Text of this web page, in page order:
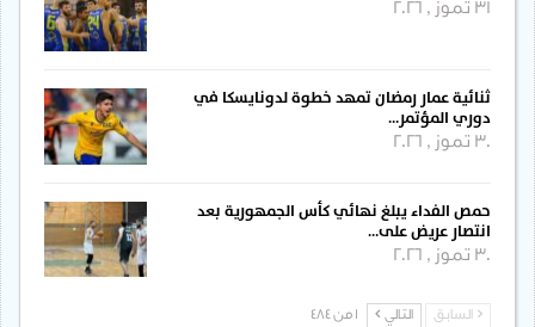
31 تموز , 2026
ثنائية عمار رمضان تمهد خطوة لدونايسكا في
دوري المؤتمر…
30 تموز , 2026
حمص الفداء يبلغ نهائي كأس الجمهورية بعد
انتصار عريض على…
30 تموز , 2026
السابق التالي